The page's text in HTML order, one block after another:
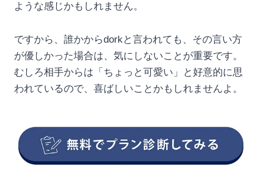
ような感じかもしれません。
ですから、誰かからdorkと言われても、その言い方
が優しかった場合は、気にしないことが重要です。
むしろ相手からは「ちょっと可愛い」と好意的に思
われているので、喜ばしいことかもしれませんよ。